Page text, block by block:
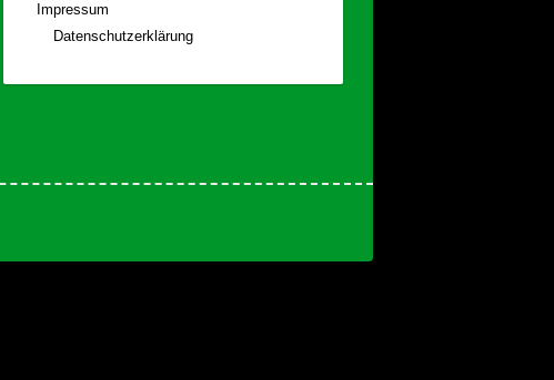
Impressum
Datenschutzerklärung